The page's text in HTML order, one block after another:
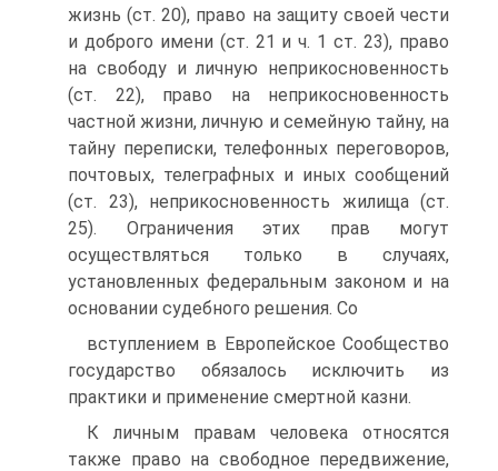
жизнь (ст. 20), право на защиту своей чести
и доброго имени (ст. 21 и ч. 1 ст. 23), право
на свободу и личную неприкосновенность
(ст. 22), право на неприкосновенность
частной жизни, личную и семейную тайну, на
тайну переписки, телефонных переговоров,
почтовых, телеграфных и иных сообщений
(ст. 23), неприкосновенность жилища (ст.
25). Ограничения этих прав могут
осуществляться только в случаях,
установленных федеральным законом и на
основании судебного решения. Со
вступлением в Европейское Сообщество
государство обязалось исключить из
практики и применение смертной казни.
К личным правам человека относятся
также право на свободное передвижение,